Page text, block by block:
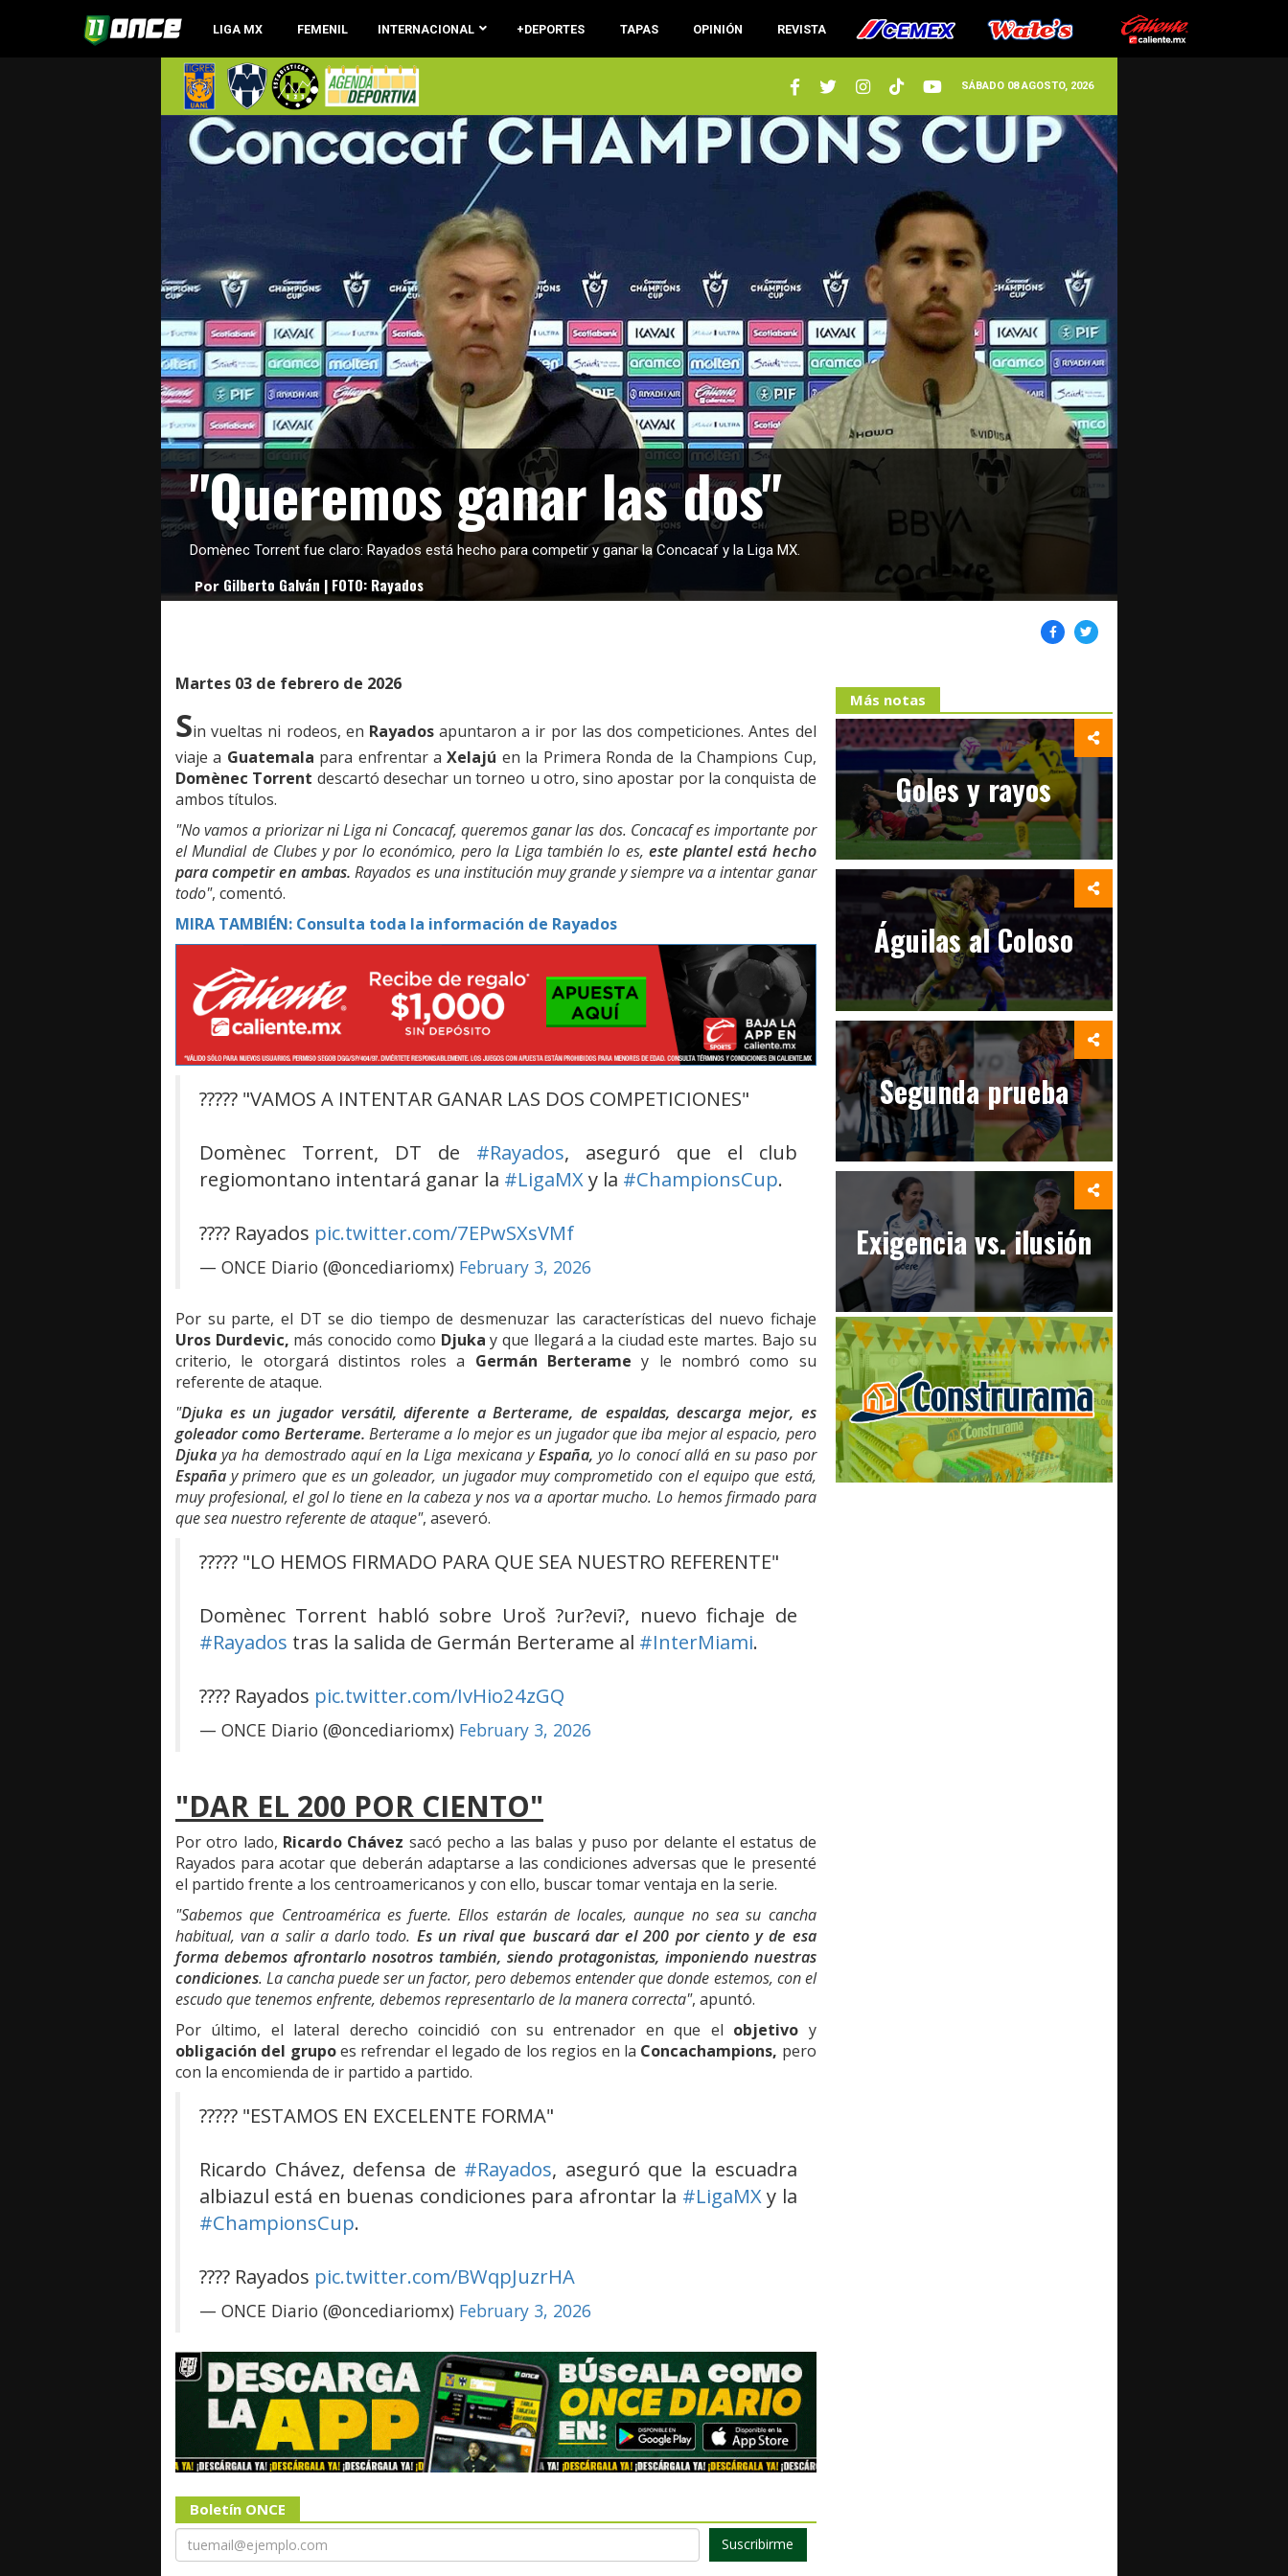
LIGA MX FEMENIL INTERNACIONAL +DEPORTES TAPAS OPINIÓN REVISTA
SÁBADO 08 AGOSTO, 2026
"Queremos ganar las dos"
Domènec Torrent fue claro: Rayados está hecho para competir y ganar la Concacaf y la Liga MX.
Por Gilberto Galván | FOTO: Rayados
Martes 03 de febrero de 2026
Sin vueltas ni rodeos, en Rayadosapuntaron a ir por las dos competiciones. Antes del
viaje a Guatemala para enfrentar aXelajú en la Primera Ronda de la Champions Cup,
Domènec Torrent descartó desechar un torneo u otro, sino apostar por la conquista de
ambos títulos.
"No vamos a priorizar ni Liga ni Concacaf, queremos ganar las dos. Concacaf es importante por
el Mundial de Clubes y por lo económico, pero la Liga también lo es, este plantel está hecho
para competir en ambas. Rayados es una institución muy grande y siempre va a intentar ganar
todo", comentó.
MIRA TAMBIÉN: Consulta toda la información de Rayados
????? "VAMOS A INTENTAR GANAR LAS DOS COMPETICIONES"
Domènec Torrent, DT de #Rayados, aseguró que el club
regiomontano intentará ganar la #LigaMXy la #ChampionsCup.
???? Rayados pic.twitter.com/7EPwSXsVMf
— ONCE Diario (@oncediariomx) February 3, 2026
Por su parte, el DT se dio tiempo de desmenuzar las características del nuevo fichaje
Uros Durdevic, más conocido como Djuka y que llegará a la ciudad este martes. Bajo su
criterio, le otorgará distintos roles a Germán Berterame y le nombró como su
referente de ataque.
"Djuka es un jugador versátil, diferente a Berterame, de espaldas, descarga mejor, es
goleador como Berterame. Berterame a lo mejor es un jugador que iba mejor al espacio, pero
Djuka ya ha demostrado aquí en la Liga mexicana yEspaña, yo lo conocí allá en su paso por
España y primero que es un goleador, un jugador muy comprometido con el equipo que está,
muy profesional, el gol lo tiene en la cabeza y nos va a aportar mucho. Lo hemos firmado para
que sea nuestro referente de ataque", aseveró.
????? "LO HEMOS FIRMADO PARA QUE SEA NUESTRO REFERENTE"
Domènec Torrent habló sobre Uroš ?ur?evi?, nuevo fichaje de
#Rayados tras la salida de Germán Berterame al #InterMiami.
???? Rayados pic.twitter.com/IvHio24zGQ
— ONCE Diario (@oncediariomx) February 3, 2026
"DAR EL 200 POR CIENTO"
Por otro lado, Ricardo Chávez sacó pecho a las balas y puso por delante el estatus de
Rayados para acotar que deberán adaptarse a las condiciones adversas que le presenté
el partido frente a los centroamericanos y con ello, buscar tomar ventaja en la serie.
"Sabemos que Centroamérica es fuerte. Ellos estarán de locales, aunque no sea su cancha
habitual, van a salir a darlo todo. Es un rival que buscará dar el 200 por ciento y de esa
forma debemos afrontarlo nosotros también, siendo protagonistas, imponiendo nuestras
condiciones. La cancha puede ser un factor, pero debemos entender que donde estemos, con el
escudo que tenemos enfrente, debemos representarlo de la manera correcta", apuntó.
Por último, el lateral derecho coincidió con su entrenador en que el objetivo y
obligación del grupoes refrendar el legado de los regios en la Concachampions, pero
con la encomienda de ir partido a partido.
????? "ESTAMOS EN EXCELENTE FORMA"
Ricardo Chávez, defensa de #Rayados, aseguró que la escuadra
albiazul está en buenas condiciones para afrontar la #LigaMXy la
#ChampionsCup.
???? Rayados pic.twitter.com/BWqpJuzrHA
— ONCE Diario (@oncediariomx) February 3, 2026
Boletín ONCE
Suscribirme
Más notas
Goles y rayos
Águilas al Coloso
Segunda prueba
Exigencia vs. ilusión